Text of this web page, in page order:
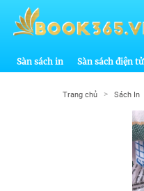
Sàn sách in Sàn sách điện tử
Trang chủ > Sách In